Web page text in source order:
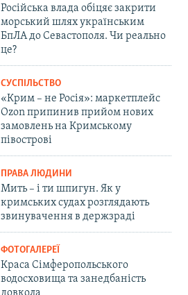
Російська влада обіцяє закрити
морський шлях українським
БпЛА до Севастополя. Чи реально
це?
СУСПІЛЬСТВО
«Крим – не Росія»: маркетплейс
Ozon припинив прийом нових
замовлень на Кримському
півострові
ПРАВА ЛЮДИНИ
Мить – і ти шпигун. Як у
кримських судах розглядають
звинувачення в держзраді
ФОТОГАЛЕРЕЇ
Краса Сімферопольського
водосховища та занедбаність